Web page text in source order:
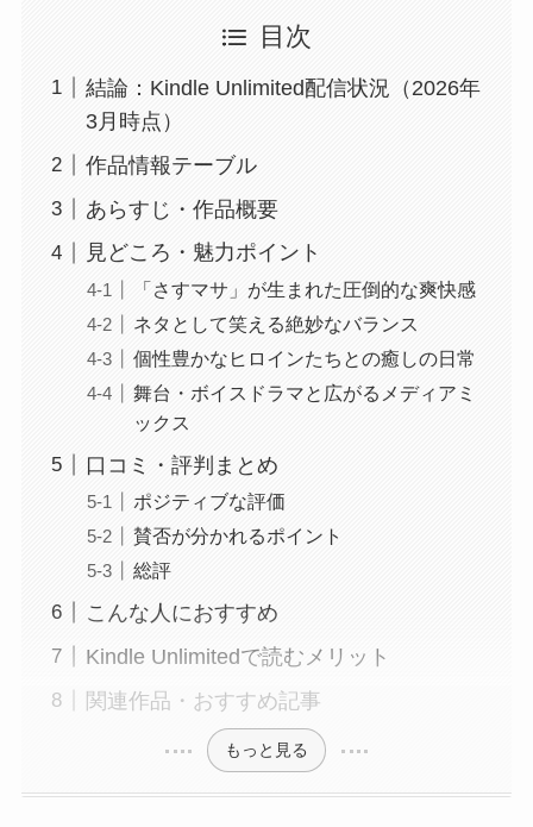
目次
結論：Kindle Unlimited配信状況（2026年
3月時点）
作品情報テーブル
あらすじ・作品概要
見どころ・魅力ポイント
「さすマサ」が生まれた圧倒的な爽快感
ネタとして笑える絶妙なバランス
個性豊かなヒロインたちとの癒しの日常
舞台・ボイスドラマと広がるメディアミ
ックス
口コミ・評判まとめ
ポジティブな評価
賛否が分かれるポイント
総評
こんな人におすすめ
Kindle Unlimitedで読むメリット
関連作品・おすすめ記事
もっと見る